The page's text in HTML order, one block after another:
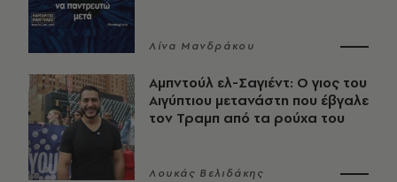
Λίνα Μανδράκου
Αμπντούλ ελ-Σαγιέντ: Ο γιος του
Αιγύπτιου μετανάστη που έβγαλε
τον Τραμπ από τα ρούχα του
Λουκάς Βελιδάκης